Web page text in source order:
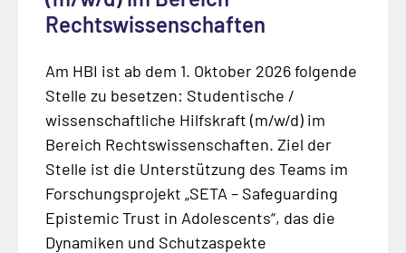
Rechtswissenschaften
Am HBI ist ab dem 1. Oktober 2026 folgende
Stelle zu besetzen: Studentische /
wissenschaftliche Hilfskraft (m/w/d) im
Bereich Rechtswissenschaften. Ziel der
Stelle ist die Unterstützung des Teams im
Forschungsprojekt „SETA – Safeguarding
Epistemic Trust in Adolescents“, das die
Dynamiken und Schutzaspekte